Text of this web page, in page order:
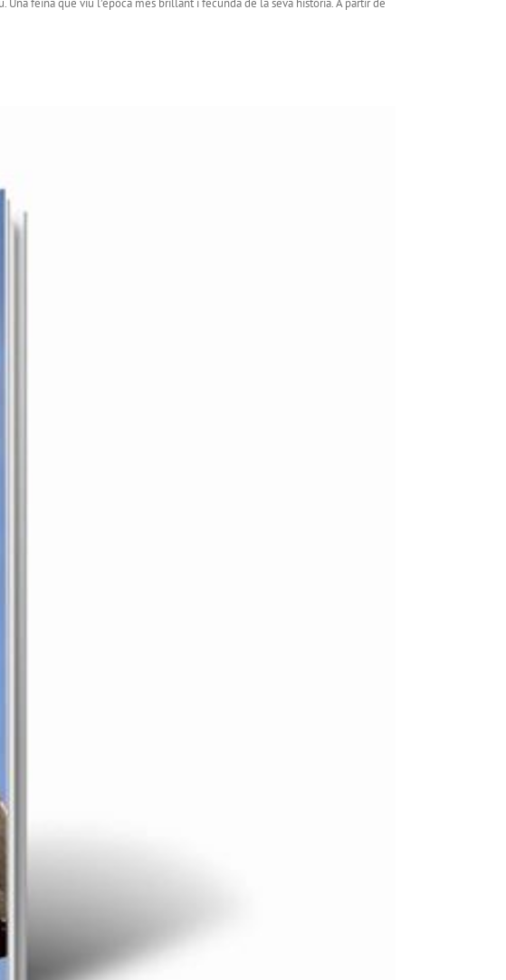
feina que viu l’època més brillant i fecunda de la seva història. A partir de